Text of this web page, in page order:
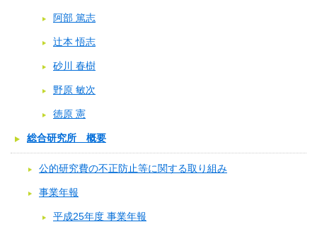
阿部 篤志
辻本 悟志
砂川 春樹
野原 敏次
徳原 憲
総合研究所 概要
公的研究費の不正防止等に関する取り組み
事業年報
平成25年度 事業年報